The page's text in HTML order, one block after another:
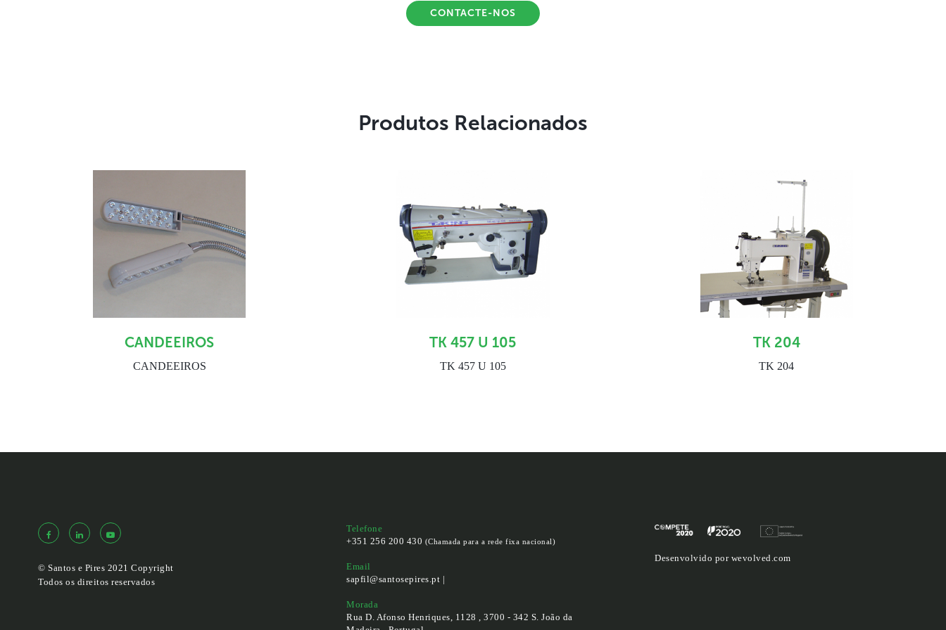
CONTACTE-NOS
Produtos Relacionados
CANDEEIROS
CANDEEIROS
TK 457 U 105
TK 457 U 105
TK 204
TK 204
© Santos e Pires 2021 Copyright
Todos os direitos reservados
Telefone
+351 256 200 430 (Chamada para a rede fixa nacional)
Email
sapfil@santosepires.pt |
Morada
Rua D. Afonso Henriques, 1128 , 3700 - 342 S. João da
Desenvolvido por wevolved.com